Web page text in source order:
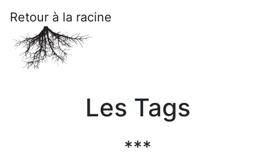
Retour à la racine
Les Tags
***